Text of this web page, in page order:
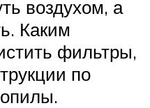
воздухом, а
Каким
фильтры,
по